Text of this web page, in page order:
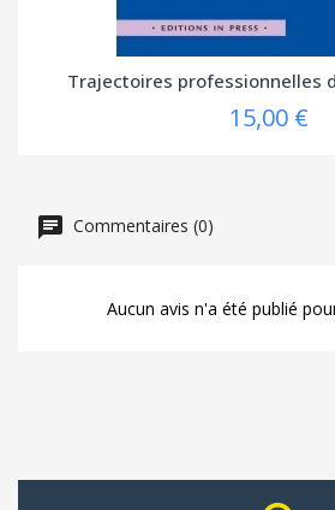
Trajectoires professionnelles
15,00 €
Commentaires (0)
Aucun avis n'a été publié